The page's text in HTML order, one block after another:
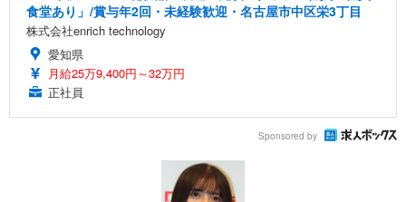
食堂あり」/賞与年2回・未経験歓迎・名古屋市中区栄3丁目
株式会社enrich technology
愛知県
月給25万9,400円～32万円
正社員
Sponsored by